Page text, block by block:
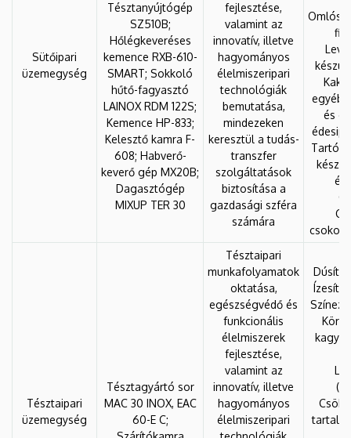
Sütőipari
üzemegység
Tésztanyújtógép
SZ510B;
Hőlégkeveréses
kemence RXB-610-
SMART; Sokkoló
hűtő-fagyasztó
LAINOX RDM 122S;
Kemence HP-833;
Kelesztő kamra F-
608; Habverő-
keverő gép MX20B;
Dagasztógép
MIXUP TER 30
fejlesztése,
valamint az
innovatív, illetve
hagyományos
élelmiszeripari
technológiák
bemutatása,
mindezeken
keresztül a tudás-
transzfer
szolgáltatások
biztosítása a
gazdasági szféra
számára
Omlós
egyéb
és
Tartós
Tésztaipari
üzemegység
Tésztagyártó sor
MAC 30 INOX, EAC
60-E C;
Tésztaipari
munkafolyamatok
oktatása,
egészségvédő és
funkcionális
élelmiszerek
fejlesztése,
valamint az
innovatív, illetve
hagyományos
élelmiszeripari